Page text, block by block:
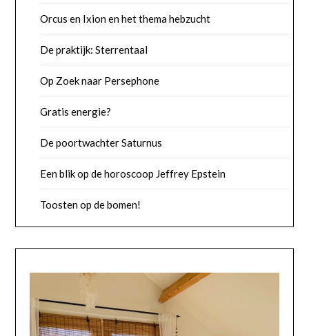
Orcus en Ixion en het thema hebzucht
De praktijk: Sterrentaal
Op Zoek naar Persephone
Gratis energie?
De poortwachter Saturnus
Een blik op de horoscoop Jeffrey Epstein
Toosten op de bomen!